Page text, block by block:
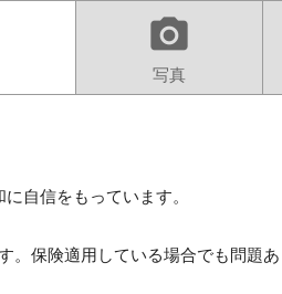
camera_alt
写真
自信をもっています。
。保険適用している場合でも問題